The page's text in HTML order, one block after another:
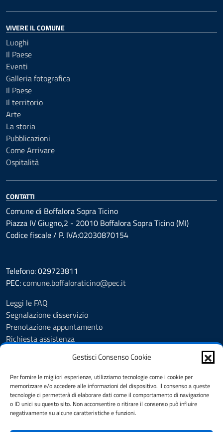
Gestisci Consenso Cookie
Per fornire le migliori esperienze, utilizziamo tecnologie come i cookie per
memorizzare e/o accedere alle informazioni del dispositivo. Il consenso a queste
tecnologie ci permetterà di elaborare dati come il comportamento di navigazione
o ID unici su questo sito. Non acconsentire o ritirare il consenso può influire
negativamente su alcune caratteristiche e funzioni.
VIVERE IL COMUNE
Luoghi
Il Paese
Eventi
Galleria fotografica
Il Paese
Il territorio
Arte
La storia
Pubblicazioni
Come Arrivare
Ospitalità
CONTATTI
Comune di Boffalora Sopra Ticino
Piazza IV Giugno,2 - 20010 Boffalora Sopra Ticino (MI)
Codice fiscale / P. IVA:02030870154
Telefono: 029723811
PEC:comune.boffaloraticino@pec.it
Leggi le FAQ
Segnalazione disservizio
Prenotazione appuntamento
Richiesta assistenza
Amministrazione trasparente
Informativa privacy
Cookie Policy (UE)
Note legali
Dichiarazione di accessibilità